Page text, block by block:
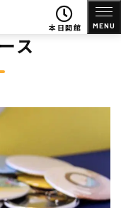
本日開館 MENU
ス